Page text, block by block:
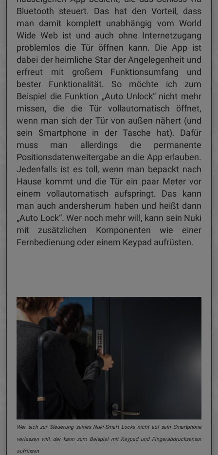
Bluetooth steuert. Das hat den Vorteil, dass
man damit komplett unabhängig vom World
Wide Web ist und auch ohne Internetzugang
problemlos die Tür öffnen kann. Die App ist
dabei der heimliche Star der Angelegenheit und
erfreut mit großem Funktionsumfang und
bester Funktionalität. So möchte ich zum
Beispiel die Funktion „Auto Unlock“ nicht mehr
missen, die die Tür vollautomatisch öffnet,
wenn man sich der Tür von außen nähert (und
sein Smartphone in der Tasche hat). Dafür
muss man allerdings die permanente
Positionsdatenweitergabe an die App erlauben.
Jedenfalls ist es toll, wenn man bepackt nach
Hause kommt und die Tür ein paar Meter vor
einem vollautomatisch aufspringt. Das kann
man auch andersherum haben und heißt dann
„Auto Lock“. Wer noch mehr will, kann sein Nuki
mit zusätzlichen Komponenten wie einer
Fernbedienung oder einem Keypad aufrüsten.
Wer sich zur Steuerung seines Nuki-Smart Locks nicht auf sein Smartphone
verlassen will, der kann zum Beispiel mit Keypad und Fingerabdrucksensor
aufrüsten